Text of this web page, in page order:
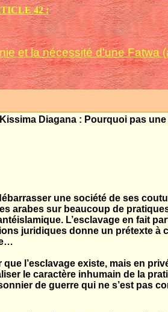
42 :
et la nécessité d'une Fatwa
Diagana : Pourquoi pas une
une société de ses
arabes sur beaucoup de
L’esclavage en fait
juridiques donne un prétexte à
l’esclavage existe, mais en
le caractère inhumain de la
de guerre qui ne s’est pas